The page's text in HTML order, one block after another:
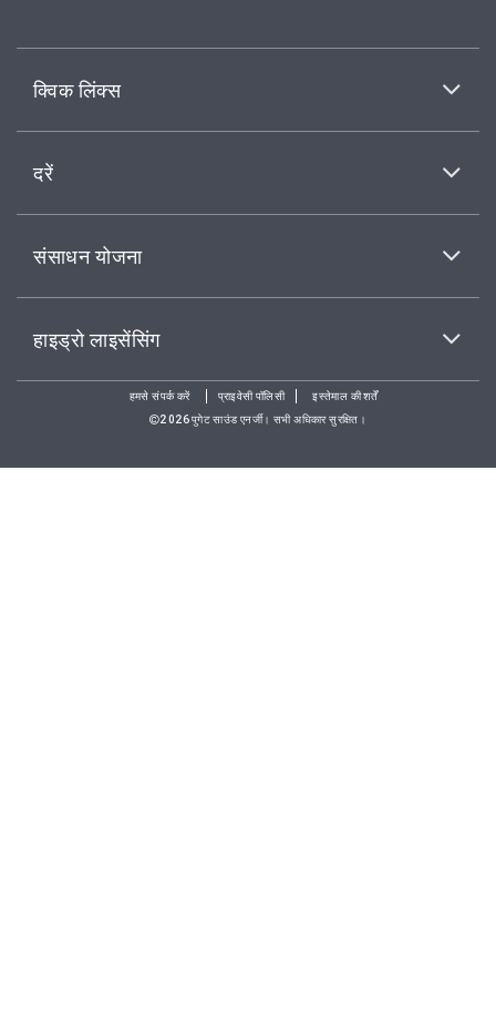
क्विक लिंक्स
दरें
संसाधन योजना
हाइड्रो लाइसेंसिंग
हमसे संपर्क करें प्राइवेसी पॉलिसी
इस्तेमाल की शर्तें
2026पुगेट साउंड एनर्जी। सभी अधिकार सुरक्षित।